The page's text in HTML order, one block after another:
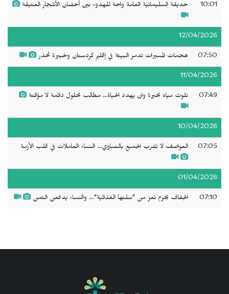
10:01 حديقة السليمانية العامة واحة للهدوء بين أحضان الأشجار العتيقة
12/04/2026
07:50 هجمات المسيرات تدمر البيئة في إقليم كردستان وخبيرة تحذر
11/04/2026
07:49 تلوث مياه بحيرة وان يهدد الحياة... مطالب بحلول دائمة لا مؤقتة
10/04/2026
07:05 العواصف لا تضرب الجميع بالتساوي... النساء العاملات في قلب الأزمة
01/04/2026
07:10 الجفاف يحرم تعز من "سلتها الغذائية"… والنساء يدفعن الثمن